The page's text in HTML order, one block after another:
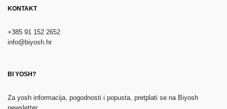
KONTAKT
+385 91 152 2652
info@biyosh.hr
BI YOSH?
Za yosh informacija, pogodnosti i popusta, pretplati se na Biyosh